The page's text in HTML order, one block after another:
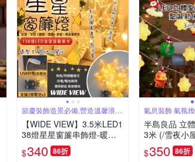
節慶裝飾造景必備,營造溫馨浪漫
氣氛
【WIDE VIEW】3.5米LED1
38燈星星窗簾串飾燈-暖光
(聖誕燈 聖誕佈置 聖誕節 氣
氛燈 星星窗簾燈 瀑布燈/MC
$340 86折
氣息裝飾 氣氛
備
半島良品 立
3米 (/雪夜小
誕節/聖誕燈/
$350 86折